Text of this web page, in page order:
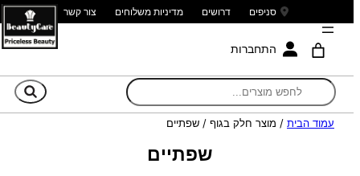
סניפים דרושים מדיניות משלוחים צור קשר
התחברות
עמוד הבית / מוצר חלק בגוף / שפתיים
שפתיים